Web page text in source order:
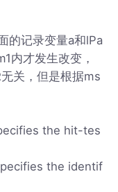
的记录变量a和lPa
内才发生改变，
关，但是根据ms
the hit-tes
the identif